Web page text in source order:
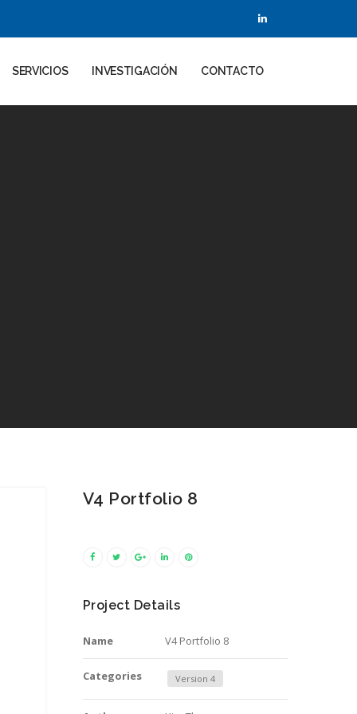
SERVICIOS INVESTIGACIÓN CONTACTO
V4 Portfolio 8
Project Details
Name V4 Portfolio 8
Categories Version 4